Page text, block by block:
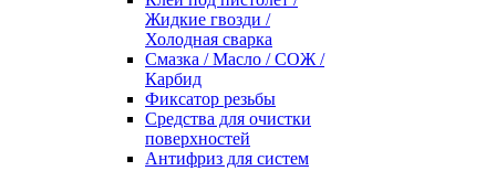
Жидкие гвозди /
Холодная сварка
Смазка / Масло / СОЖ /
Карбид
Фиксатор резьбы
Средства для очистки
поверхностей
Антифриз для систем